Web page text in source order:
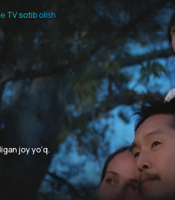
TV sotib olish
joy yo‘q.